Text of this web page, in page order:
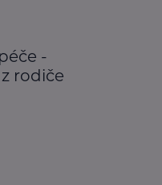
-
rodiče